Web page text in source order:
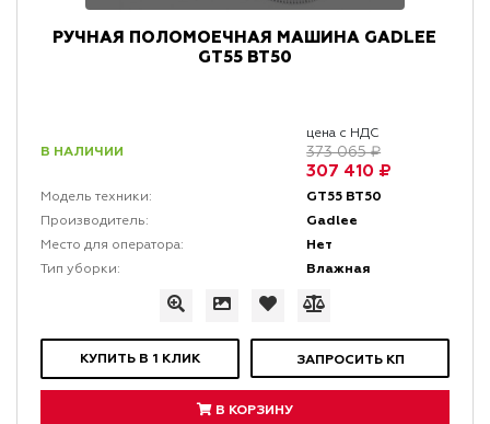
РУЧНАЯ ПОЛОМОЕЧНАЯ МАШИНА GADLEE
GT55 BT50
В НАЛИЧИИ
цена с НДС
373 065 ₽
307 410 ₽
Модель техники: GT55 BT50
Производитель: Gadlee
Место для оператора: Нет
Тип уборки: Влажная
КУПИТЬ В 1 КЛИК ЗАПРОСИТЬ КП
В КОРЗИНУ